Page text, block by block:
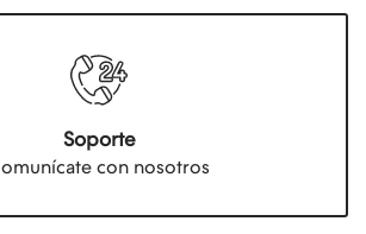
Soporte
con nosotros